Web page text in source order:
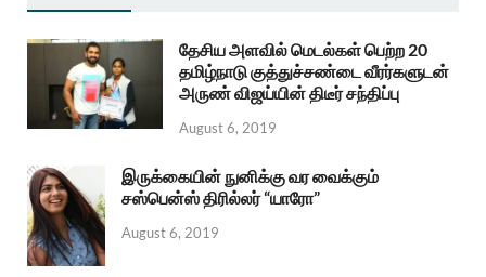
தேசிய அளவில் மெடல்கள் பெற்ற 20
தமிழ்நாடு குத்துச்சண்டை வீரர்களுடன்
அருண் விஜய்யின் திடீர் சந்திப்பு
August 6, 2019
இருக்கையின் நுனிக்கு வர வைக்கும்
சஸ்பென்ஸ் திரில்லர் “யாரோ”
August 6, 2019